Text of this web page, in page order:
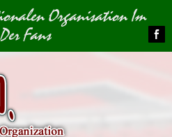
Organisation Im
Fans